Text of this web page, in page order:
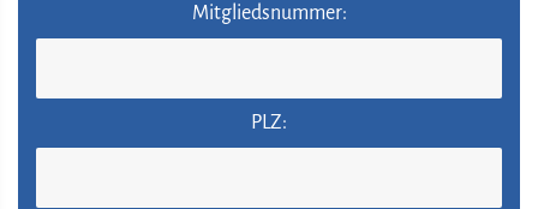
Mitgliedsnummer:
PLZ: